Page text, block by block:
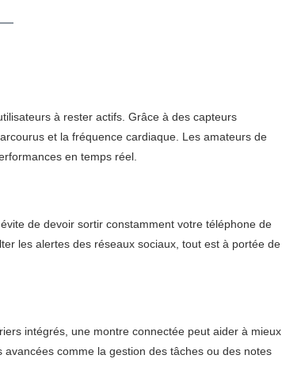
à rester actifs. Grâce à des capteurs
et la fréquence cardiaque. Les amateurs de
en temps réel.
de devoir sortir constamment votre téléphone de
les alertes des réseaux sociaux, tout est à portée de
intégrés, une montre connectée peut aider à mieux
comme la gestion des tâches ou des notes